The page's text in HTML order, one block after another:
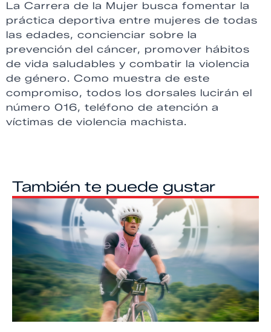
La Carrera de la Mujer busca fomentar la
práctica deportiva entre mujeres de todas
las edades, concienciar sobre la
prevención del cáncer, promover hábitos
de vida saludables y combatir la violencia
de género. Como muestra de este
compromiso, todos los dorsales lucirán el
número 016, teléfono de atención a
víctimas de violencia machista.
También te puede gustar